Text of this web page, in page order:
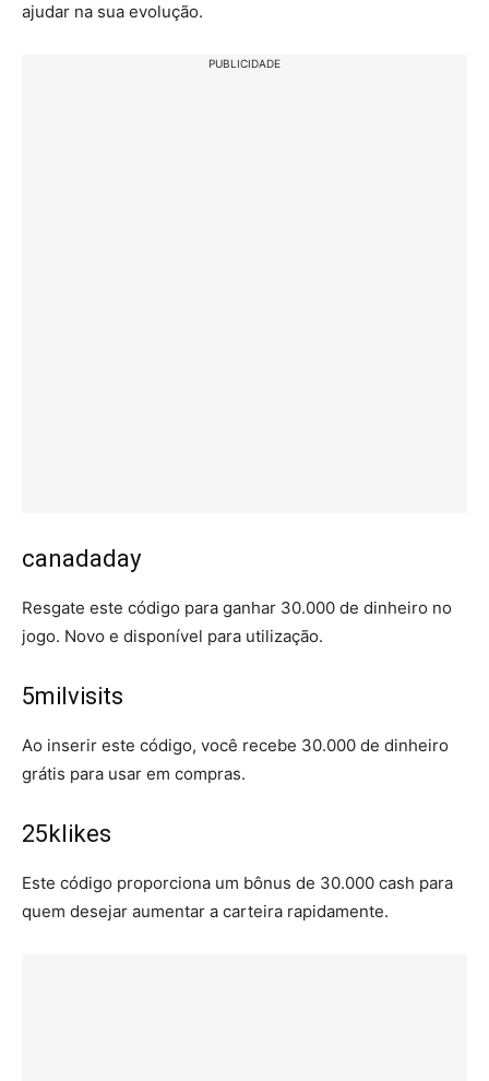
ajudar na sua evolução.
PUBLICIDADE
canadaday
Resgate este código para ganhar 30.000 de dinheiro no
jogo. Novo e disponível para utilização.
5milvisits
Ao inserir este código, você recebe 30.000 de dinheiro
grátis para usar em compras.
25klikes
Este código proporciona um bônus de 30.000 cash para
quem desejar aumentar a carteira rapidamente.